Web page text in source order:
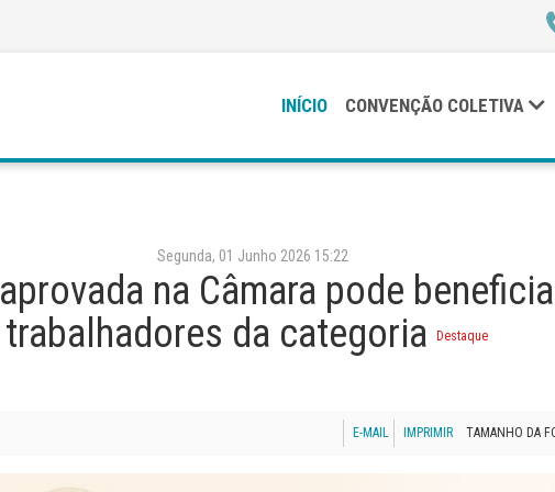
INÍCIO CONVENÇÃO COLETIVA
Segunda, 01 Junho 2026 15:22
na Câmara pode
trabalhadores da categoria
Destaque
TAMANHO DA
IMPRIMIR
E-MAIL